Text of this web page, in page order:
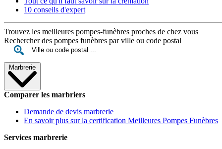
10 conseils d'expert
Trouvez les meilleures pompes-funèbres proches de chez vous
Rechercher des pompes funèbres par ville ou code postal
Marbrerie
Comparer les marbriers
Demande de devis marbrerie
En savoir plus sur la certification Meilleures Pompes Funèbres
Services marbrerie